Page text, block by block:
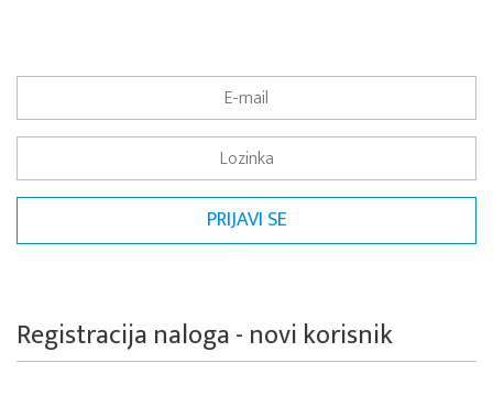
Registracija naloga - novi korisnik